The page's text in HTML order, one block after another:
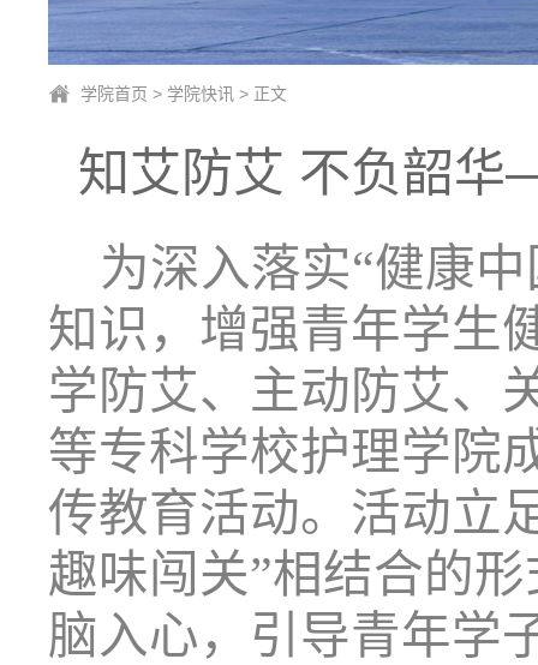
学院首页 > 学院快讯 > 正文
知艾防艾 不负韶
为深入落实“健康
知识，增强青年学生
学防艾、主动防艾、
等专科学校护理学院
传教育活动。活动立
趣味闯关”相结合的
脑入心，引导青年学